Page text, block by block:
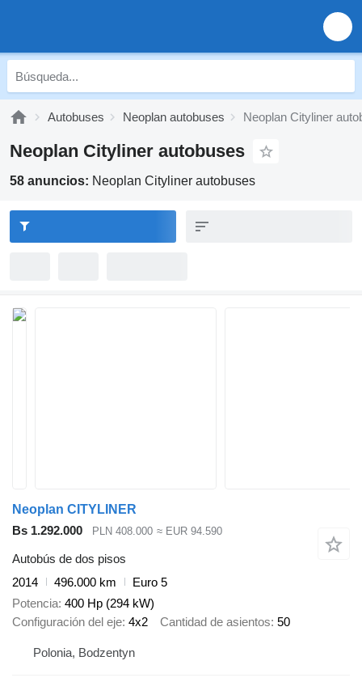
Autobuses Neoplan autobuses Neoplan Cityliner
Neoplan Cityliner autobuses
58 anuncios: Neoplan Cityliner autobuses
Neoplan CITYLINER
Bs 1.292.000
PLN 408.000 ≈ EUR 94.590
Autobús de dos pisos
2014
496.000 km
Euro 5
Potencia 400 Hp (294 kW)
Configuración del eje 4x2 Cantidad de asientos 50
Polonia, Bodzentyn